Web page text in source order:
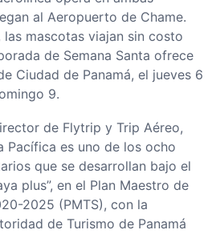
al Aeropuerto de Chame.
las mascotas viajan sin costo
de Semana Santa ofrece
Ciudad de Panamá, el jueves 6
9.
de Flytrip y Trip Aéreo,
Pacífica es uno de los ocho
que se desarrollan bajo el
plus”, en el Plan Maestro de
2025 (PMTS), con la
de Turismo de Panamá